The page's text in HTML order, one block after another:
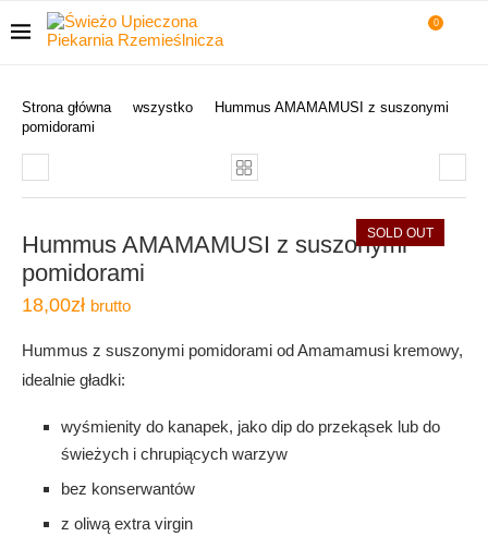
0
Strona główna wszystko
Hummus AMAMAMUSI z suszonymi
pomidorami
SOLD OUT
Hummus AMAMAMUSI z suszonymi
pomidorami
18,00zł brutto
Hummus z suszonymi pomidorami od Amamamusi kremowy,
idealnie gładki:
wyśmienity do kanapek, jako dip do przekąsek lub do
świeżych i chrupiących warzyw
bez konserwantów
z oliwą extra virgin